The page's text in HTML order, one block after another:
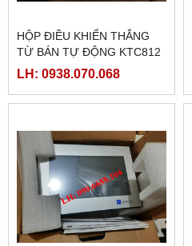
HỘP ĐIỀU KHIỂN THẮNG
TỪ BÁN TỰ ĐỘNG KTC812
LH: 0938.070.068